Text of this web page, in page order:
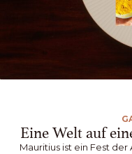
Eine Welt auf
Mauritius ist ein Fest